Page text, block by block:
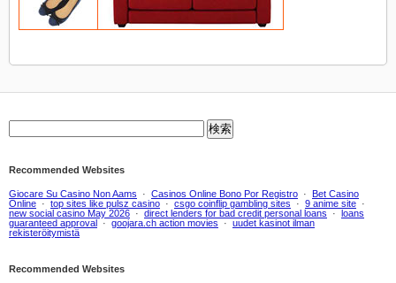
Recommended Websites
Giocare Su Casino Non Aams · Casinos Online Bono Por Registro · Bet Casino
Online · top sites like pulsz casino · csgo coinflip gambling sites · 9 anime site ·
new social casino May 2026 · direct lenders for bad credit personal loans · loans
guaranteed approval · goojara.ch action movies · uudet kasinot ilman
rekisteröitymistä
Recommended Websites